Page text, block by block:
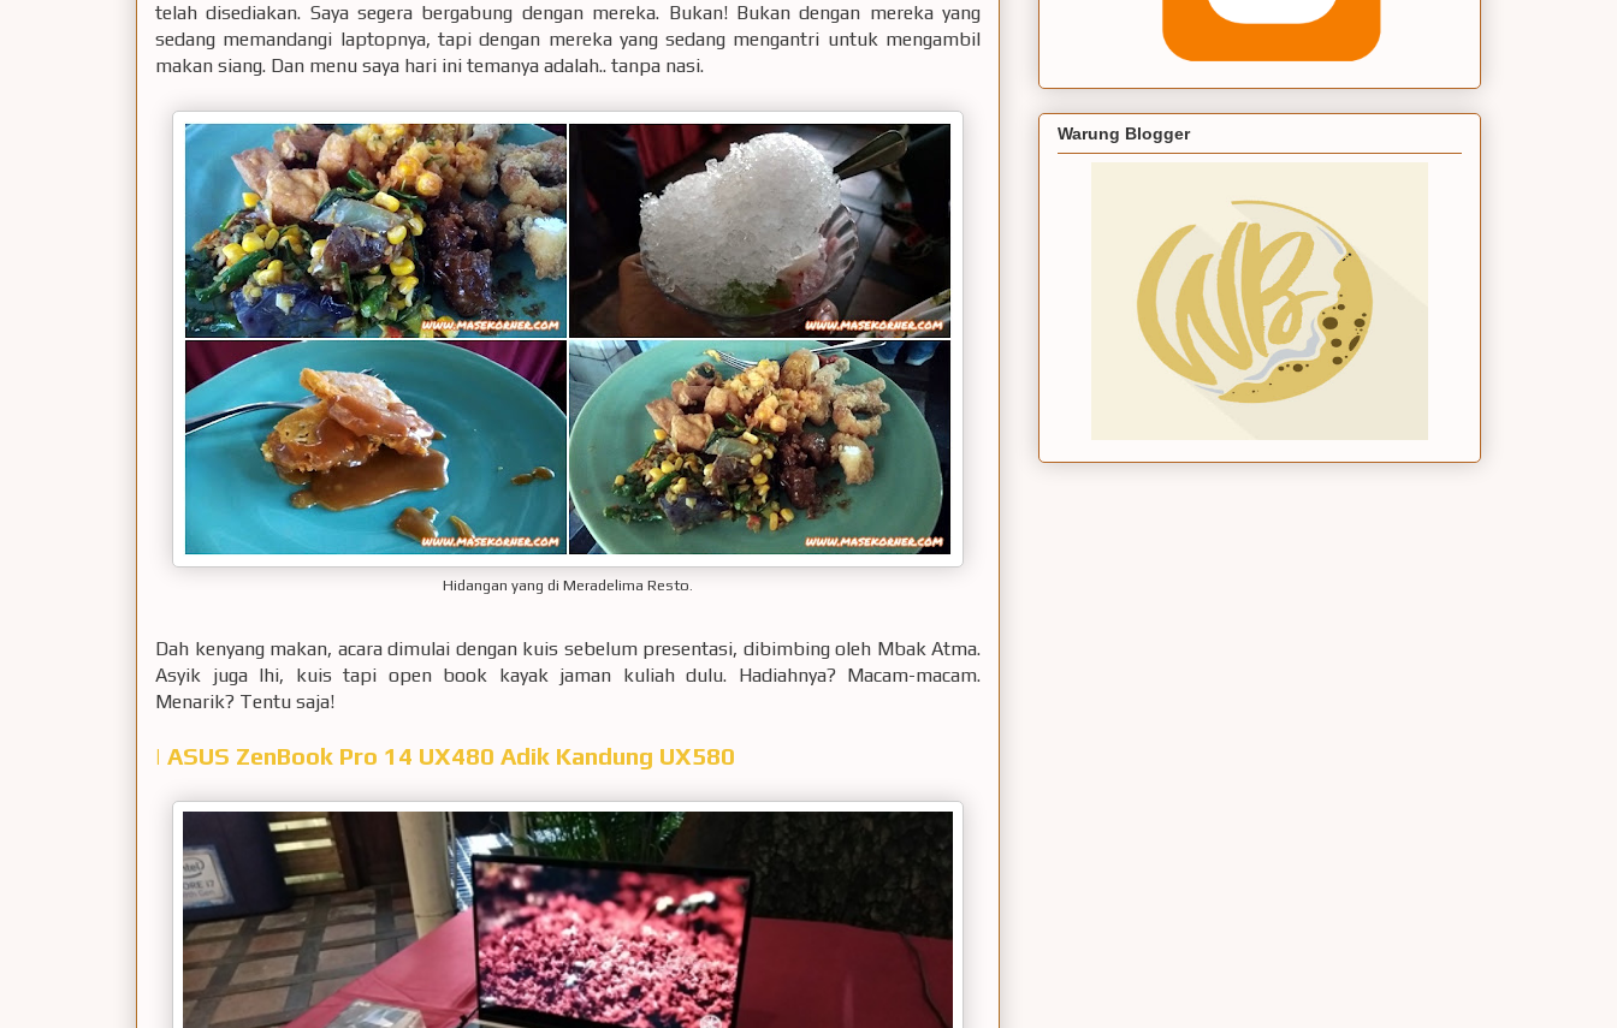
telah disediakan. Saya segera bergabung dengan mereka. Bukan! Bukan dengan mereka yang
sedang memandangi laptopnya, tapi dengan mereka yang sedang mengantri untuk mengambil
makan siang. Dan menu saya hari ini temanya adalah.. tanpa nasi.
Hidangan yang di Meradelima Resto.
Dah kenyang makan, acara dimulai dengan kuis sebelum presentasi, dibimbing oleh Mbak Atma.
Asyik juga lhi, kuis tapi open book kayak jaman kuliah dulu. Hadiahnya? Macam-macam.
Menarik? Tentu saja!
| ASUS ZenBook Pro 14 UX480 Adik Kandung UX580
Warung Blogger